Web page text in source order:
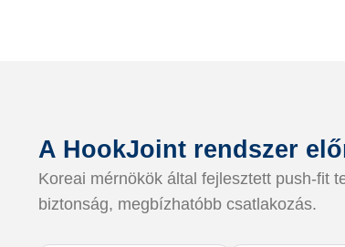
A HookJoint rendszer
Koreai mérnökök által fejlesztett push-fit
biztonság, megbízhatóbb csatlakozás.